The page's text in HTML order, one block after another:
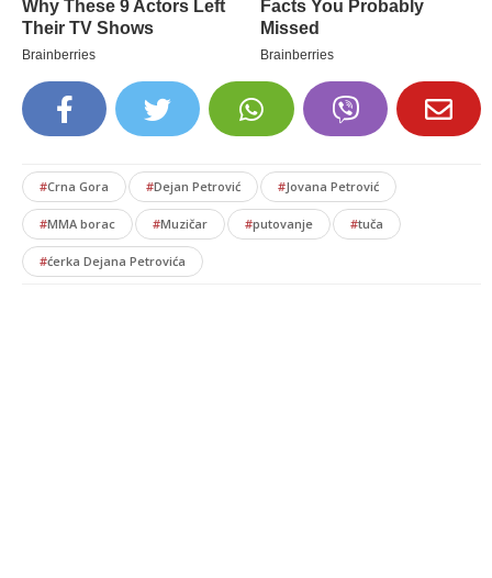
#Crna Gora #Dejan Petrović #Jovana Petrović
#MMA borac #Muzičar #putovanje #tuča
#ćerka Dejana Petrovića